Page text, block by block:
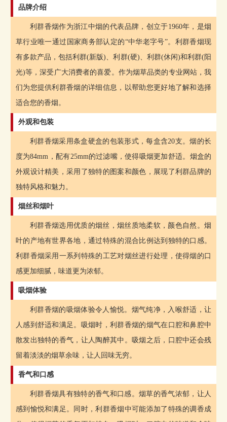
品牌介绍
利群香烟作为浙江中烟的代表品牌，创立于1960年，是烟
草行业唯一通过国家商务部认定的“中华老字号”。利群香烟现
有多款产品，包括利群(新版)、利群(硬)、利群(休闲)和利群(阳
光)等，深受广大消费者的喜爱。作为烟草品类的专业网站，我
们为您提供利群香烟的详细信息，以帮助您更好地了解和选择
适合您的香烟。
外观和包装
利群香烟采用条盒硬盒的包装形式，每盒含20支。烟的长
度为84mm，配有25mm的过滤嘴，使得吸烟更加舒适。烟盒的
外观设计精美，采用了独特的图案和颜色，展现了利群品牌的
独特风格和魅力。
烟丝和烟叶
利群香烟选用优质的烟丝，烟丝质地柔软，颜色自然。烟
叶的产地有世界各地，通过特殊的混合比例达到独特的口感。
利群香烟采用一系列特殊的工艺对烟丝进行处理，使得烟的口
感更加细腻，味道更为浓郁。
吸烟体验
利群香烟的吸烟体验令人愉悦。烟气纯净，入喉舒适，让
人感到舒适和满足。吸烟时，利群香烟的烟气在口腔和鼻腔中
散发出独特的香气，让人陶醉其中。吸烟之后，口腔中还会残
留着淡淡的烟草余味，让人回味无穷。
香气和口感
利群香烟具有独特的香气和口感。烟草的香气浓郁，让人
感到愉悦和满足。同时，利群香烟中可能添加了特殊的调香成